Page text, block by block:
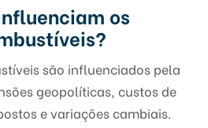
os
são influenciados pela
geopolíticas, custos de
e variações cambiais.